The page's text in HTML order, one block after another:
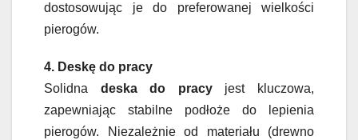
dostosowując je do preferowanej wielkości
pierogów.
4. Deskę do pracy
Solidna deska do pracyjest kluczowa,
zapewniając stabilne podłoże do lepienia
pierogów. Niezależnie od materiału (drewno